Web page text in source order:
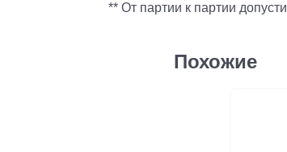
** От партии к партии
Похожие